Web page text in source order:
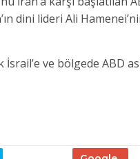
dini lideri Ali
ve bölgede ABD